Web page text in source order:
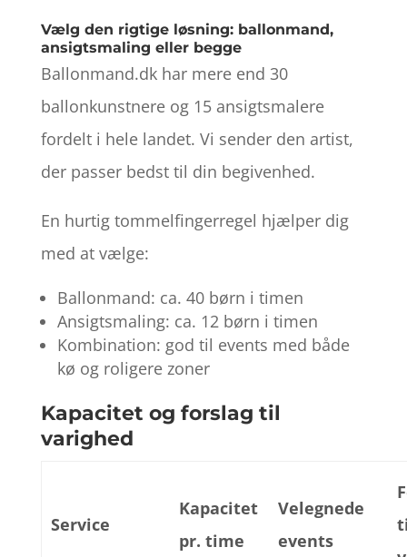
Vælg den rigtige løsning: ballonmand,
ansigtsmaling eller begge
Ballonmand.dk har mere end 30
ballonkunstnere og 15 ansigtsmalere
fordelt i hele landet. Vi sender den artist,
der passer bedst til din begivenhed.
En hurtig tommelfingerregel hjælper dig
med at vælge:
Ballonmand: ca. 40 børn i timen
Ansigtsmaling: ca. 12 børn i timen
Kombination: god til events med både
kø og roligere zoner
Kapacitet og forslag til
varighed
Service
Kapacitet
pr. time
Velegnede
events